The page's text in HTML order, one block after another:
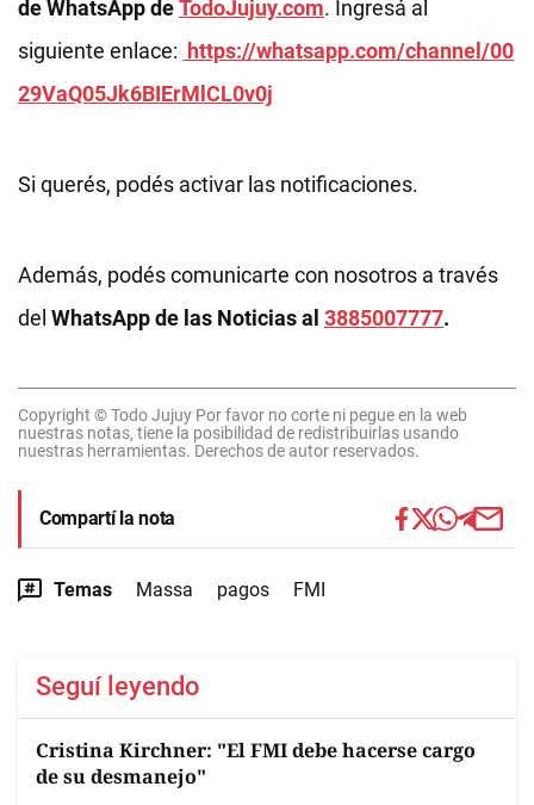
de WhatsApp deTodoJujuy.com. Ingresá al
siguiente enlace: https://whatsapp.com/channel/00
29VaQ05Jk6BIErMlCL0v0j
Si querés, podés activar las notificaciones.
Además, podés comunicarte con nosotros a través
del WhatsApp de las Noticias al 3885007777.
Copyright © Todo Jujuy Por favor no corte ni pegue en la web
nuestras notas, tiene la posibilidad de redistribuirlas usando
nuestras herramientas. Derechos de autor reservados.
Compartí la nota
Temas Massa pagos FMI
Seguí leyendo
Cristina Kirchner: "El FMI debe hacerse cargo
de su desmanejo"